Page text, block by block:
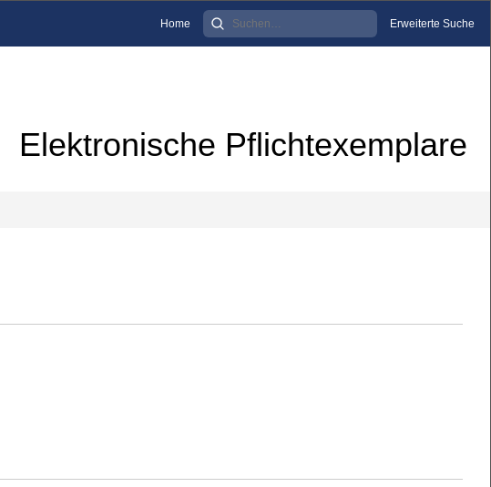
Home Erweiterte Suche
Elektronische Pflichtexemplare